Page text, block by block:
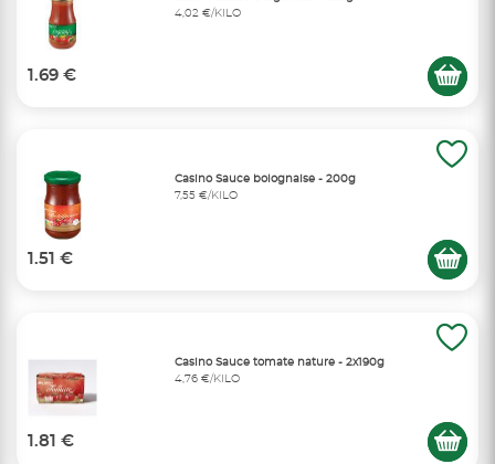
4,02 €/KILO
1.69 €
Casino Sauce bolognaise - 200g
7,55 €/KILO
1.51 €
Casino Sauce tomate nature - 2x190g
4,76 €/KILO
1.81 €